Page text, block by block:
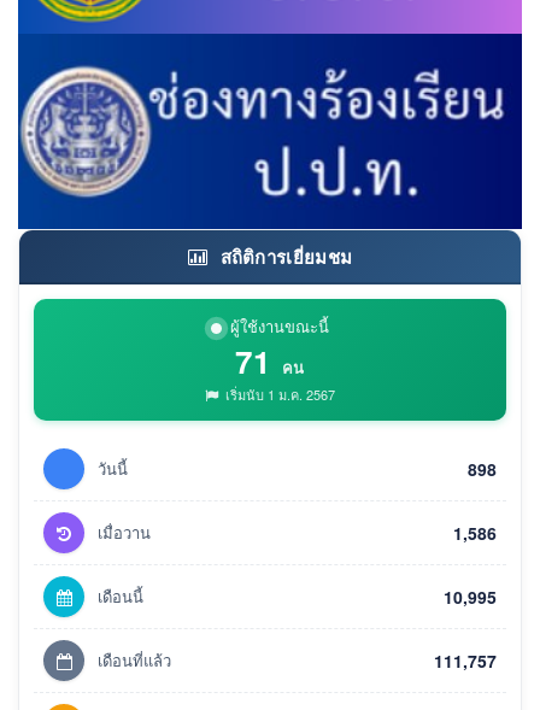
สถิติการเยี่ยมชม
ผู้ใช้งานขณะนี้
71 คน
เริ่มนับ 1 ม.ค. 2567
วันนี้ 898
เมื่อวาน 1,586
เดือนนี้ 10,995
เดือนที่แล้ว 111,757